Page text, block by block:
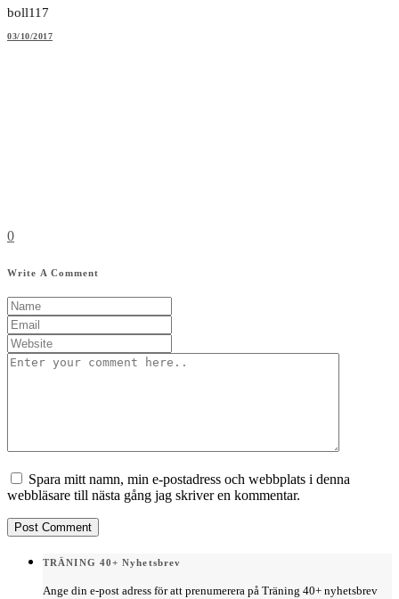
boll117
03/10/2017
0
Write A Comment
Spara mitt namn, min e-postadress och webbplats i denna
webbläsare till nästa gång jag skriver en kommentar.
TRÄNING 40+ Nyhetsbrev
Ange din e-post adress för att prenumerera på Träning 40+ nyhetsbrev